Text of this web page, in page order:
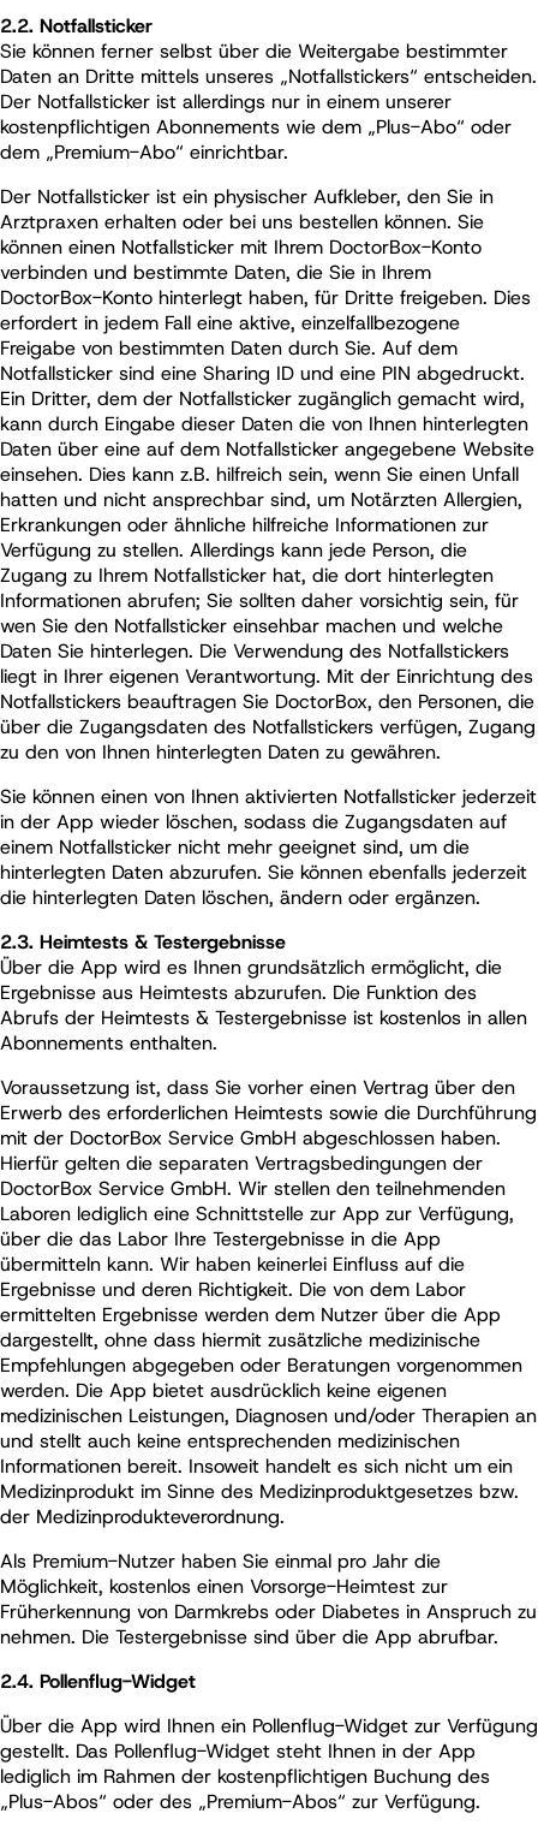
2.2. Notfallsticker
Sie können ferner selbst über die Weitergabe bestimmter
Daten an Dritte mittels unseres „Notfallstickers“ entscheiden.
Der Notfallsticker ist allerdings nur in einem unserer
kostenpflichtigen Abonnements wie dem „Plus-Abo“ oder
dem „Premium-Abo“ einrichtbar.
Der Notfallsticker ist ein physischer Aufkleber, den Sie in
Arztpraxen erhalten oder bei uns bestellen können. Sie
können einen Notfallsticker mit Ihrem DoctorBox-Konto
verbinden und bestimmte Daten, die Sie in Ihrem
DoctorBox-Konto hinterlegt haben, für Dritte freigeben. Dies
erfordert in jedem Fall eine aktive, einzelfallbezogene
Freigabe von bestimmten Daten durch Sie. Auf dem
Notfallsticker sind eine Sharing ID und eine PIN abgedruckt.
Ein Dritter, dem der Notfallsticker zugänglich gemacht wird,
kann durch Eingabe dieser Daten die von Ihnen hinterlegten
Daten über eine auf dem Notfallsticker angegebene Website
einsehen. Dies kann z.B. hilfreich sein, wenn Sie einen Unfall
hatten und nicht ansprechbar sind, um Notärzten Allergien,
Erkrankungen oder ähnliche hilfreiche Informationen zur
Verfügung zu stellen. Allerdings kann jede Person, die
Zugang zu Ihrem Notfallsticker hat, die dort hinterlegten
Informationen abrufen; Sie sollten daher vorsichtig sein, für
wen Sie den Notfallsticker einsehbar machen und welche
Daten Sie hinterlegen. Die Verwendung des Notfallstickers
liegt in Ihrer eigenen Verantwortung. Mit der Einrichtung des
Notfallstickers beauftragen Sie DoctorBox, den Personen, die
über die Zugangsdaten des Notfallstickers verfügen, Zugang
zu den von Ihnen hinterlegten Daten zu gewähren.
Sie können einen von Ihnen aktivierten Notfallsticker jederzeit
in der App wieder löschen, sodass die Zugangsdaten auf
einem Notfallsticker nicht mehr geeignet sind, um die
hinterlegten Daten abzurufen. Sie können ebenfalls jederzeit
die hinterlegten Daten löschen, ändern oder ergänzen.
2.3. Heimtests & Testergebnisse
Über die App wird es Ihnen grundsätzlich ermöglicht, die
Ergebnisse aus Heimtests abzurufen. Die Funktion des
Abrufs der Heimtests & Testergebnisse ist kostenlos in allen
Abonnements enthalten.
Voraussetzung ist, dass Sie vorher einen Vertrag über den
Erwerb des erforderlichen Heimtests sowie die Durchführung
mit der DoctorBox Service GmbH abgeschlossen haben.
Hierfür gelten die separaten Vertragsbedingungen der
DoctorBox Service GmbH. Wir stellen den teilnehmenden
Laboren lediglich eine Schnittstelle zur App zur Verfügung,
über die das Labor Ihre Testergebnisse in die App
übermitteln kann. Wir haben keinerlei Einfluss auf die
Ergebnisse und deren Richtigkeit. Die von dem Labor
ermittelten Ergebnisse werden dem Nutzer über die App
dargestellt, ohne dass hiermit zusätzliche medizinische
Empfehlungen abgegeben oder Beratungen vorgenommen
werden. Die App bietet ausdrücklich keine eigenen
medizinischen Leistungen, Diagnosen und/oder Therapien an
und stellt auch keine entsprechenden medizinischen
Informationen bereit. Insoweit handelt es sich nicht um ein
Medizinprodukt im Sinne des Medizinproduktgesetzes bzw.
der Medizinprodukteverordnung.
Als Premium-Nutzer haben Sie einmal pro Jahr die
Möglichkeit, kostenlos einen Vorsorge-Heimtest zur
Früherkennung von Darmkrebs oder Diabetes in Anspruch zu
nehmen. Die Testergebnisse sind über die App abrufbar.
2.4. Pollenflug-Widget
Über die App wird Ihnen ein Pollenflug-Widget zur Verfügung
gestellt. Das Pollenflug-Widget steht Ihnen in der App
lediglich im Rahmen der kostenpflichtigen Buchung des
„Plus-Abos“ oder des „Premium-Abos“ zur Verfügung.